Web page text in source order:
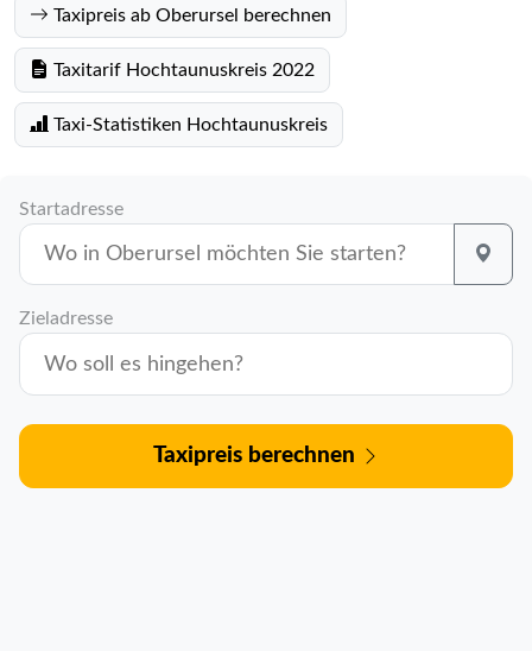
Taxipreis ab Oberursel berechnen
Taxitarif Hochtaunuskreis 2022
Taxi-Statistiken Hochtaunuskreis
Startadresse
Zieladresse
Taxipreis berechnen